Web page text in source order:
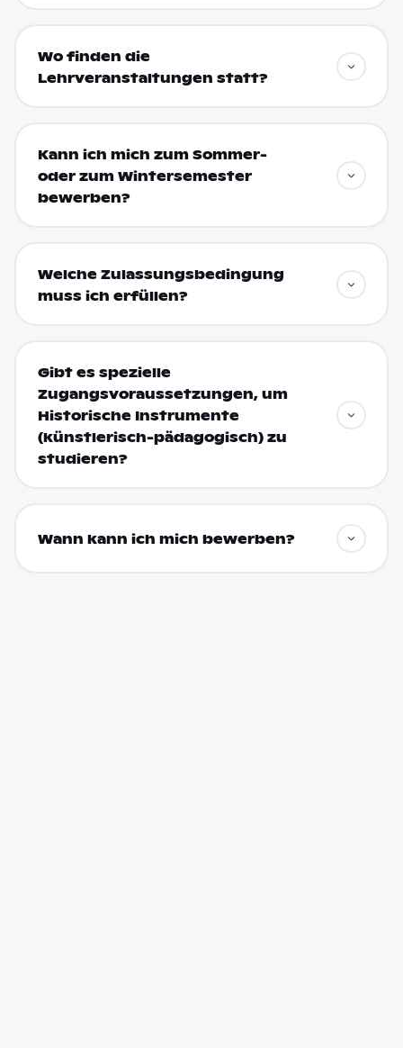
Wo finden die
Lehrveranstaltungen statt?
Kann ich mich zum Sommer-
oder zum Wintersemester
bewerben?
Welche Zulassungsbedingung
muss ich erfüllen?
Gibt es spezielle
Zugangsvoraussetzungen, um
Historische Instrumente
(künstlerisch-pädagogisch) zu
studieren?
Wann kann ich mich bewerben?